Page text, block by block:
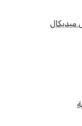
ميديكال